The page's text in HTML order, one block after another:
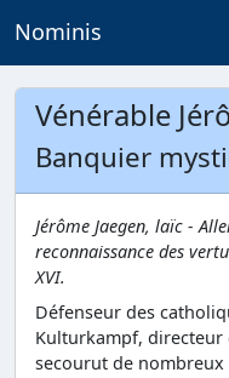
Nominis
Vénérable
Banquier
Jérôme Jaegen, laïc -
reconnaissance des
XVI.
Défenseur des
Kulturkampf,
secourut de